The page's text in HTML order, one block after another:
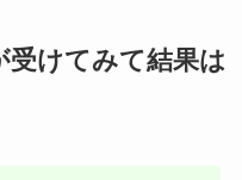
受けてみて結果は